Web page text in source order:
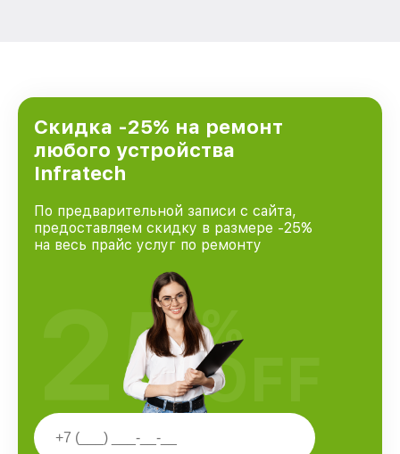
Скидка -25% на ремонт
любого устройства
Infratech
По предварительной записи с сайта,
предоставляем скидку в размере -25%
на весь прайс услуг по ремонту
25%
OFF